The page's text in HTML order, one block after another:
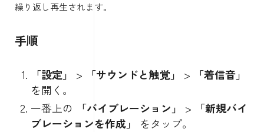
繰り返し再生されます。
手順
「設定」 > 「サウンドと触覚」 >
「着信音」
を開く。
一番上の
「バイブレーション」 >
「新規バイ
ブレーションを作成」
をタップ。